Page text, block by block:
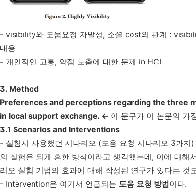
- visibility와 도움요청 자발성, 소셜 cost의 관계 :
내용
- 개인적인 고통, 약점 노출에 대한 문제 in HCI
3. Method
Preferences and perceptions regarding the three
in local support exchange. <- 이 문구가 이 논문의 가
3.1 Scenarios and Interventions
- 실험시 사용했던 시나리오 (도움 요청 시나리오 3가지
의 실험은 되게 흔한 방식이라고 생각했는데, 이에 대
리오 실험 기법의 효과에 대해 작성된 연구가 있다는 것
- Intervention은 여기서 언급되는 도움 요청 방법이다.